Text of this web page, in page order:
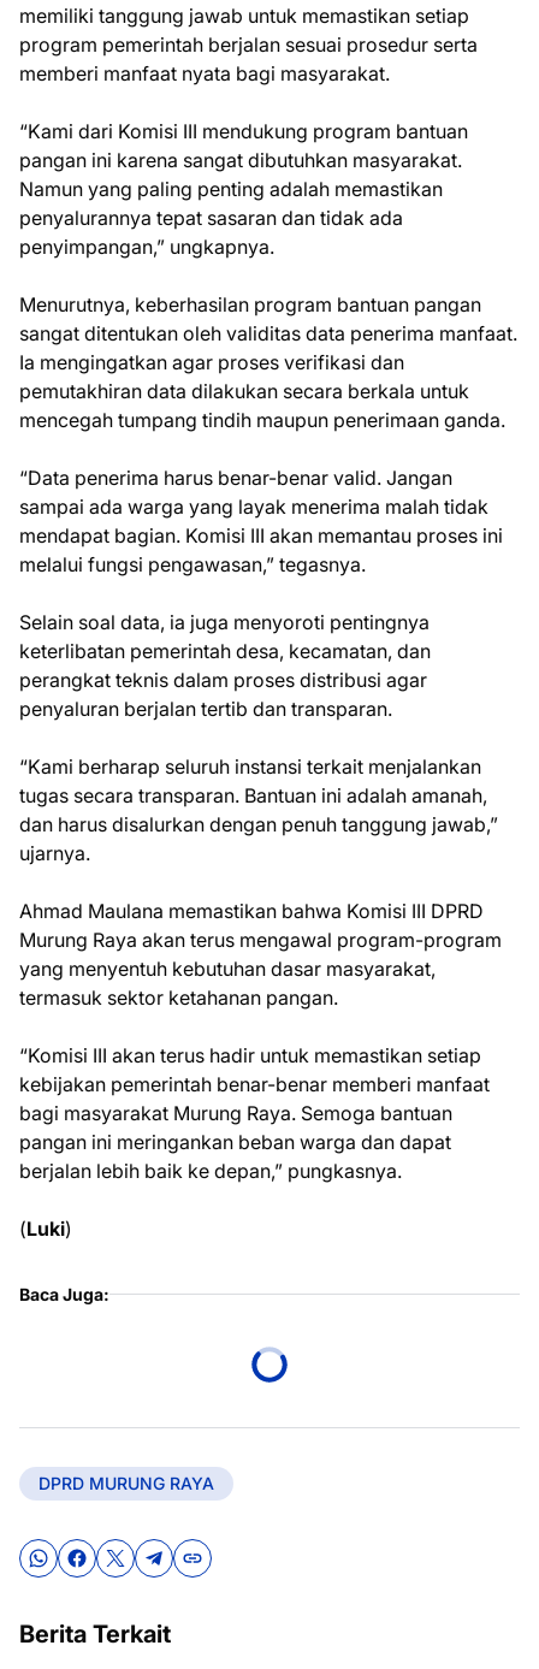
memiliki tanggung jawab untuk memastikan setiap
program pemerintah berjalan sesuai prosedur serta
memberi manfaat nyata bagi masyarakat.
“Kami dari Komisi III mendukung program bantuan
pangan ini karena sangat dibutuhkan masyarakat.
Namun yang paling penting adalah memastikan
penyalurannya tepat sasaran dan tidak ada
penyimpangan,” ungkapnya.
Menurutnya, keberhasilan program bantuan pangan
sangat ditentukan oleh validitas data penerima manfaat.
Ia mengingatkan agar proses verifikasi dan
pemutakhiran data dilakukan secara berkala untuk
mencegah tumpang tindih maupun penerimaan ganda.
“Data penerima harus benar-benar valid. Jangan
sampai ada warga yang layak menerima malah tidak
mendapat bagian. Komisi III akan memantau proses ini
melalui fungsi pengawasan,” tegasnya.
Selain soal data, ia juga menyoroti pentingnya
keterlibatan pemerintah desa, kecamatan, dan
perangkat teknis dalam proses distribusi agar
penyaluran berjalan tertib dan transparan.
“Kami berharap seluruh instansi terkait menjalankan
tugas secara transparan. Bantuan ini adalah amanah,
dan harus disalurkan dengan penuh tanggung jawab,”
ujarnya.
Ahmad Maulana memastikan bahwa Komisi III DPRD
Murung Raya akan terus mengawal program-program
yang menyentuh kebutuhan dasar masyarakat,
termasuk sektor ketahanan pangan.
“Komisi III akan terus hadir untuk memastikan setiap
kebijakan pemerintah benar-benar memberi manfaat
bagi masyarakat Murung Raya. Semoga bantuan
pangan ini meringankan beban warga dan dapat
berjalan lebih baik ke depan,” pungkasnya.
(Luki)
Baca Juga:
DPRD MURUNG RAYA
Berita Terkait